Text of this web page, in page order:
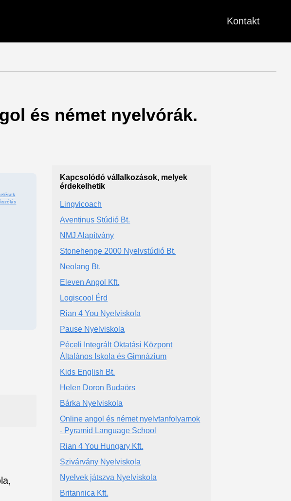
Kontakt
és német nyelvórák.
Kapcsolódó vállalkozások, melyek
érdekelhetik
Lingvicoach
Aventinus Stúdió Bt.
NMJ Alapítvány
Stonehenge 2000 Nyelvstúdió Bt.
Neolang Bt.
Eleven Angol Kft.
Logiscool Érd
Rian 4 You Nyelviskola
Pause Nyelviskola
Péceli Integrált Oktatási Központ
Általános Iskola és Gimnázium
Kids English Bt.
Helen Doron Budaörs
Bárka Nyelviskola
Online angol és német nyelvtanfolyamok
- Pyramid Language School
Rian 4 You Hungary Kft.
Szivárvány Nyelviskola
Nyelvek játszva Nyelviskola
Britannica Kft.